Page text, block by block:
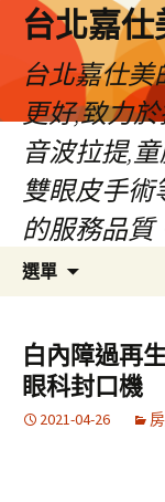
內
台北嘉仕
台北嘉仕
更好,致力
音波拉提,
雙眼皮手
的服務品質
選單
白內障過再
眼科封口機
2021-04-26